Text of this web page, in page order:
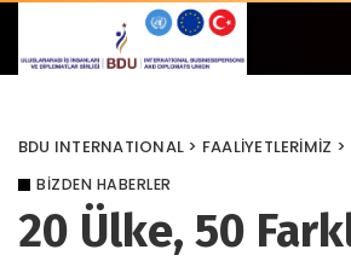
BDU INTERNATIONAL > FAALİYETLERİMİZ >
BIZDEN HABERLER
20 Ülke, 50